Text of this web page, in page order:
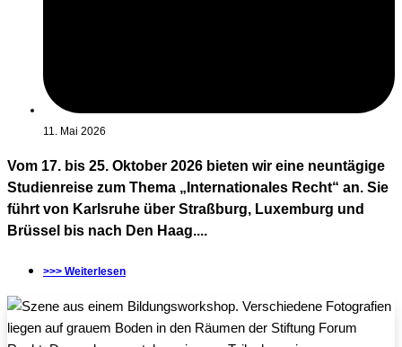
11. Mai 2026
Vom 17. bis 25. Oktober 2026 bieten wir eine neuntägige
Studienreise zum Thema „Internationales Recht“ an. Sie
führt von Karlsruhe über Straßburg, Luxemburg und
Brüssel bis nach Den Haag....
>>> Weiterlesen